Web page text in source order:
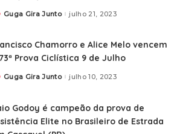
Guga Gira Junto julho 21, 2023
Chamorro e Alice Melo vencem
Prova Ciclística 9 de Julho
Guga Gira Junto julho 10, 2023
Godoy é campeão da prova de
Elite no Brasileiro de Estrada